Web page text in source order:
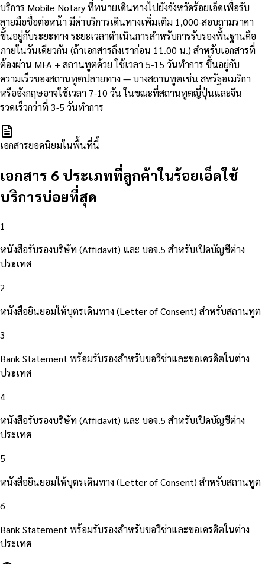
บริการ Mobile Notary ที่ทนายเดินทางไปยังจังหวัดร้อยเอ็ดเพื่อรับ
ลายมือชื่อต่อหน้า มีค่าบริการเดินทางเพิ่มเติม 1,000-สอบถามราคา
ขึ้นอยู่กับระยะทาง ระยะเวลาดำเนินการสำหรับการรับรองพื้นฐานคือ
ภายในวันเดียวกัน (ถ้าเอกสารถึงเราก่อน 11.00 น.) สำหรับเอกสารที่
ต้องผ่าน MFA + สถานทูตด้วย ใช้เวลา 5-15 วันทำการ ขึ้นอยู่กับ
ความเร็วของสถานทูตปลายทาง — บางสถานทูตเช่น สหรัฐอเมริกา
หรืออังกฤษอาจใช้เวลา 7-10 วัน ในขณะที่สถานทูตญี่ปุ่นและจีน
รวดเร็วกว่าที่ 3-5 วันทำการ
เอกสารยอดนิยมในพื้นที่นี้
เอกสาร 6 ประเภทที่ลูกค้าในร้อยเอ็ดใช้
บริการบ่อยที่สุด
1
หนังสือรับรองบริษัท (Affidavit) และ บอจ.5 สำหรับเปิดบัญชีต่าง
ประเทศ
2
หนังสือยินยอมให้บุตรเดินทาง (Letter of Consent) สำหรับสถานทูต
3
Bank Statement พร้อมรับรองสำหรับขอวีซ่าและขอเครดิตในต่าง
ประเทศ
4
หนังสือรับรองบริษัท (Affidavit) และ บอจ.5 สำหรับเปิดบัญชีต่าง
ประเทศ
5
หนังสือยินยอมให้บุตรเดินทาง (Letter of Consent) สำหรับสถานทูต
6
Bank Statement พร้อมรับรองสำหรับขอวีซ่าและขอเครดิตในต่าง
ประเทศ